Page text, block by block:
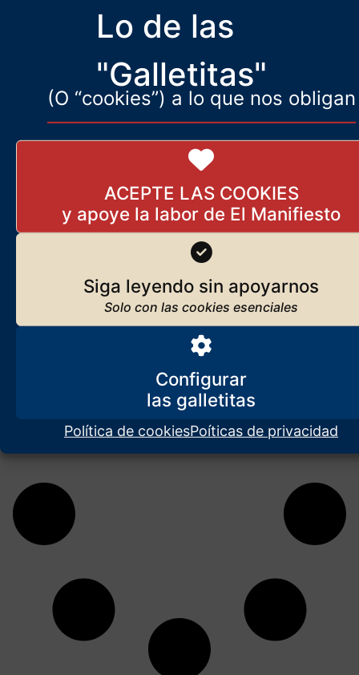
Lo de las
"Galletitas"
(O “cookies”) a lo que nos obligan
ACEPTE LAS COOKIES
Siga leyendo sin apoyarnos
Configurar
Política de cookiesPoíticas de privacidad
Pascua sin Resurrección
22 de abril de 2025
El papado, la fuerza que estuvo detrás de las cruzadas, de la gesta
de Lepanto y de nuestra Reconquista, no sólo no siente la menor